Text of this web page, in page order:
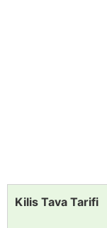
Kilis Tava Tarifi